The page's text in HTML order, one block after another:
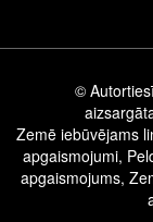
©
Zemē iebūvējams
apgaismojumi,
apgaismojums,